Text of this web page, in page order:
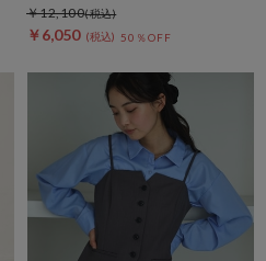
￥6,050 50％OFF
￥12,100